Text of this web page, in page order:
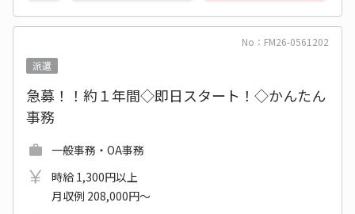
No：FM26-0561202
派遣
急募！！約１年間◇即日スタート！◇かんたん
事務
一般事務・OA事務
時給 1,300円以上
月収例 208,000円～